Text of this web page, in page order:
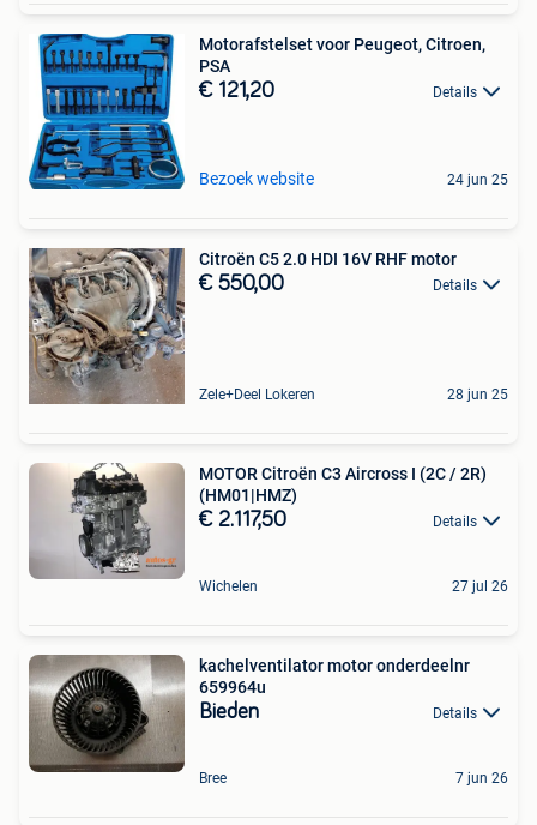
Motorafstelset voor Peugeot, Citroen,
PSA
€ 121,20 Details
Bezoek website 24 jun 25
Citroën C5 2.0 HDI 16V RHF motor
€ 550,00 Details
Zele+Deel Lokeren 28 jun 25
MOTOR Citroën C3 Aircross I (2C / 2R)
(HM01|HMZ)
€ 2.117,50 Details
Wichelen 27 jul 26
kachelventilator motor onderdeelnr
659964u
Bieden Details
Bree 7 jun 26